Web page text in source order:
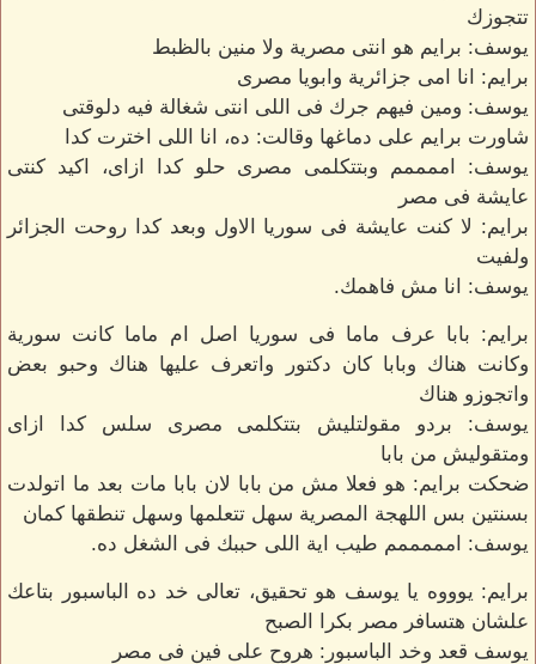
تتجوزك
يوسف: برايم هو انتى مصرية ولا منين بالظبط
برايم: انا امى جزائرية وابويا مصرى
يوسف: ومين فيهم جرك فى اللى انتى شغالة فيه دلوقتى
شاورت برايم على دماغها وقالت: ده، انا اللى اخترت كدا
يوسف: اممممم وبتتكلمى مصرى حلو كدا ازاى، اكيد كنتى
عايشة فى مصر
برايم: لا كنت عايشة فى سوريا الاول وبعد كدا روحت الجزائر
ولفيت
يوسف: انا مش فاهمك.
برايم: بابا عرف ماما فى سوريا اصل ام ماما كانت سورية
وكانت هناك وبابا كان دكتور واتعرف عليها هناك وحبو بعض
واتجوزو هناك
يوسف: بردو مقولتليش بتتكلمى مصرى سلس كدا ازاى
ومتقوليش من بابا
ضحكت برايم: هو فعلا مش من بابا لان بابا مات بعد ما اتولدت
بسنتين بس اللهجة المصرية سهل تتعلمها وسهل تنطقها كمان
يوسف: امممممم طيب اية اللى حببك فى الشغل ده.
برايم: يوووه يا يوسف هو تحقيق، تعالى خد ده الباسبور بتاعك
علشان هتسافر مصر بكرا الصبح
يوسف قعد وخد الباسبور: هروح على فين فى مصر